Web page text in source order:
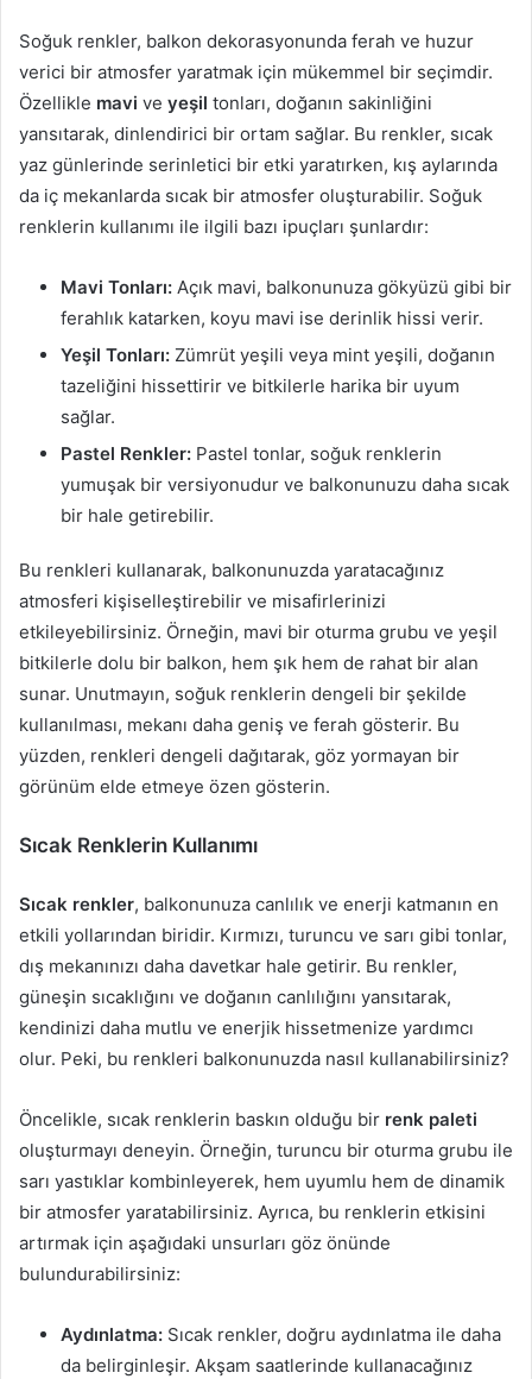
Soğuk renkler, balkon dekorasyonunda ferah ve huzur
verici bir atmosfer yaratmak için mükemmel bir seçimdir.
Özellikle mavi ve yeşil tonları, doğanın sakinliğini
yansıtarak, dinlendirici bir ortam sağlar. Bu renkler, sıcak
yaz günlerinde serinletici bir etki yaratırken, kış aylarında
da iç mekanlarda sıcak bir atmosfer oluşturabilir. Soğuk
renklerin kullanımı ile ilgili bazı ipuçları şunlardır:
Mavi Tonları: Açık mavi, balkonunuza gökyüzü gibi bir
ferahlık katarken, koyu mavi ise derinlik hissi verir.
Yeşil Tonları: Zümrüt yeşili veya mint yeşili, doğanın
tazeliğini hissettirir ve bitkilerle harika bir uyum
sağlar.
Pastel Renkler: Pastel tonlar, soğuk renklerin
yumuşak bir versiyonudur ve balkonunuzu daha sıcak
bir hale getirebilir.
Bu renkleri kullanarak, balkonunuzda yaratacağınız
atmosferi kişiselleştirebilir ve misafirlerinizi
etkileyebilirsiniz. Örneğin, mavi bir oturma grubu ve yeşil
bitkilerle dolu bir balkon, hem şık hem de rahat bir alan
sunar. Unutmayın, soğuk renklerin dengeli bir şekilde
kullanılması, mekanı daha geniş ve ferah gösterir. Bu
yüzden, renkleri dengeli dağıtarak, göz yormayan bir
görünüm elde etmeye özen gösterin.
Sıcak Renklerin Kullanımı
Sıcak renkler, balkonunuza canlılık ve enerji katmanın en
etkili yollarından biridir. Kırmızı, turuncu ve sarı gibi tonlar,
dış mekanınızı daha davetkar hale getirir. Bu renkler,
güneşin sıcaklığını ve doğanın canlılığını yansıtarak,
kendinizi daha mutlu ve enerjik hissetmenize yardımcı
olur. Peki, bu renkleri balkonunuzda nasıl kullanabilirsiniz?
Öncelikle, sıcak renklerin baskın olduğu bir renk paleti
oluşturmayı deneyin. Örneğin, turuncu bir oturma grubu ile
sarı yastıklar kombinleyerek, hem uyumlu hem de dinamik
bir atmosfer yaratabilirsiniz. Ayrıca, bu renklerin etkisini
artırmak için aşağıdaki unsurları göz önünde
bulundurabilirsiniz:
Aydınlatma: Sıcak renkler, doğru aydınlatma ile daha
da belirginleşir. Akşam saatlerinde kullanacağınız